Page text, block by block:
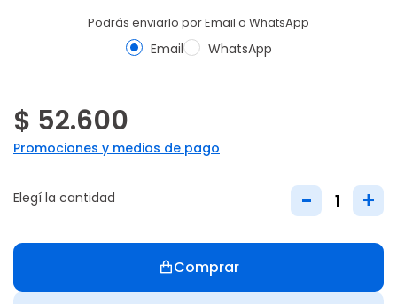
Podrás enviarlo por Email o WhatsApp
Email WhatsApp
$ 52.600
Promociones y medios de pago
Elegí la cantidad - +
Comprar